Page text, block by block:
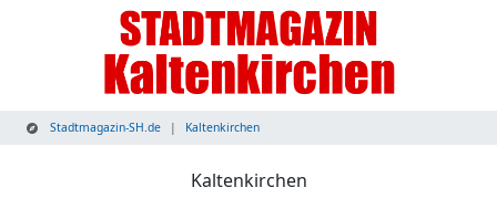
Stadtmagazin-SH.de Kaltenkirchen
Kaltenkirchen